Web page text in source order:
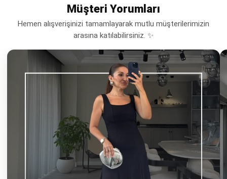
Müşteri Yorumları
Hemen alışverişinizi tamamlayarak mutlu müşterilerimizin
arasına katılabilirsiniz. ✨